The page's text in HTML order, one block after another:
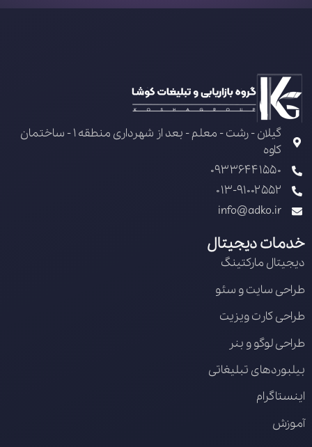
گیلان - رشت - معلم - بعد از شهرداری منطقه 1 - ساختمان
کاوه
09336441550
013-91002552
info@adko.ir
خدمات دیجیتال
دیجیتال مارکتینگ
طراحی سایت و سئو
طراحی کارت ویزیت
طراحی لوگو و بنر
بیلبوردهای تبلیغاتی
اینستاگرام
آموزش